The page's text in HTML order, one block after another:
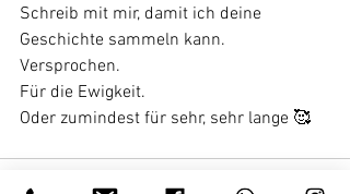
Schreib mit mir, damit ich deine
Geschichte sammeln kann.
Versprochen.
Für die Ewigkeit.
Oder zumindest für sehr, sehr lange 🥰